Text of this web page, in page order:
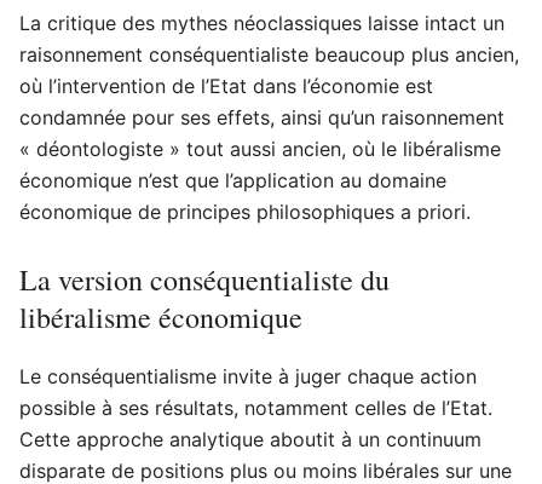
La critique des mythes néoclassiques laisse intact un
raisonnement conséquentialiste beaucoup plus ancien,
où l’intervention de l’Etat dans l’économie est
condamnée pour ses effets, ainsi qu’un raisonnement
« déontologiste » tout aussi ancien, où le libéralisme
économique n’est que l’application au domaine
économique de principes philosophiques a priori.
La version conséquentialiste du
libéralisme économique
Le conséquentialisme invite à juger chaque action
possible à ses résultats, notamment celles de l’Etat.
Cette approche analytique aboutit à un continuum
disparate de positions plus ou moins libérales sur une